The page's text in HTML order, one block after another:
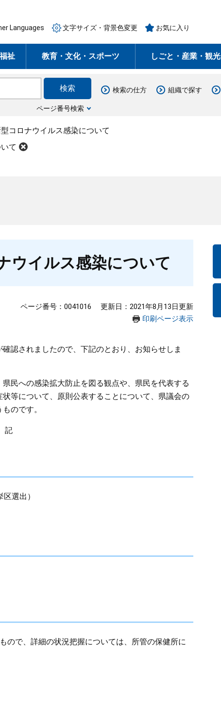
Languages 文字サイズ・背景色変更 お気に入り
祉 教育・文化・スポーツ しごと・産業・観光
ページ番号検索
検索の仕方 組織で探す
コロナウイルス感染について
て
ウイルス感染について
ページ番号：0041016
更新日：2021年8月13日更新
印刷ページ表示
認されましたので、下記のとおり、お知らせしま
民への感染拡大防止を図る観点や、県民を代表する
等について、原則公表することについて、県議会の
のです。
記
選出）
で、詳細の状況把握については、所管の保健所に